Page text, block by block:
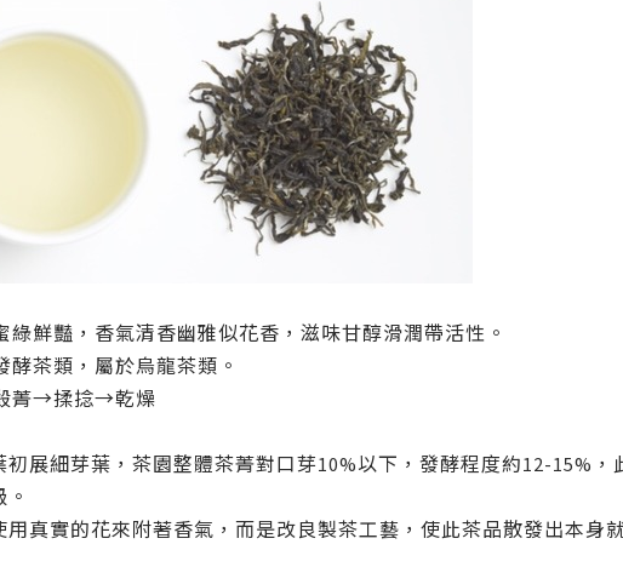
鮮豔，香氣清香幽雅似花香，滋味甘醇滑潤帶活性。
茶類，屬於烏龍茶類。
菁→揉捻→乾燥
展細芽葉，茶園整體茶菁對口芽10%以下，發酵程度約12-15% ，
用真實的花來附著香氣，而是改良製茶工藝，使此茶品散發出本身